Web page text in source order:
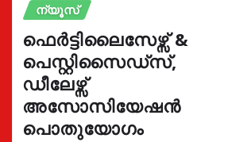
ന്യൂസ്
ഫെർട്ടിലൈസേഴ്സ് &
പെസ്റ്റിസൈഡ്സ്,
ഡീലേഴ്സ്
അസോസിയേഷൻ
പൊതുയോഗം